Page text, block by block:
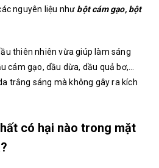
nguyên liệu nhưbột cám gạo, bột
thiên nhiên vừa giúp làm sáng
cám gạo, dầu dừa, dầu quả bơ,…
trắng sáng mà không gây ra kích
có hại nào trong mặt